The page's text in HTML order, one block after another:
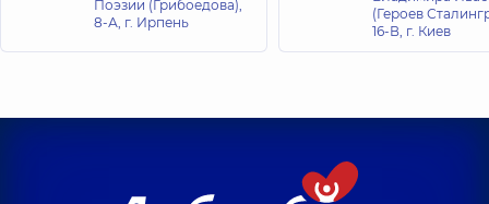
Поэзии (Грибоедова),
8-А, г. Ирпень
(Героев
16-В, г. Киев